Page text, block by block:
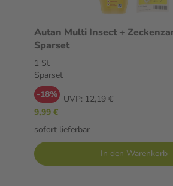
Autan Multi Insect +
Sparset
1 St
Sparset
-18% UVP: 12,19 €
9,99 €
sofort lieferbar
In den Warenkorb